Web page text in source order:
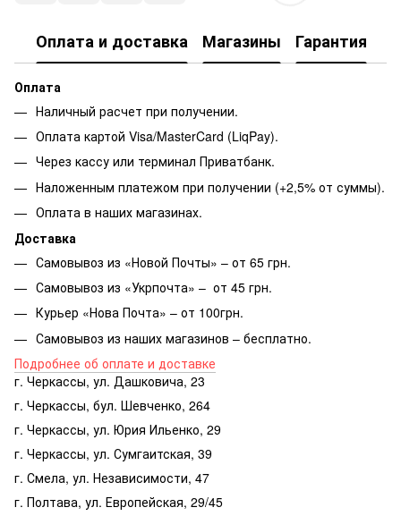
Оплата и доставка Магазины Гарантия
Оплата
Наличный расчет при получении.
Оплата картой Visa/MasterCard (LiqPay).
Через кассу или терминал Приватбанк.
Наложенным платежом при получении (+2,5% от суммы).
Оплата в наших магазинах.
Доставка
Самовывоз из «Новой Почты» – от 65 грн.
Самовывоз из «Укрпочта» – от 45 грн.
Курьер «Нова Почта» – от 100грн.
Самовывоз из наших магазинов – бесплатно.
Подробнее об оплате и доставке
г. Черкассы, ул. Дашковича, 23
г. Черкассы, бул. Шевченко, 264
г. Черкассы, ул. Юрия Ильенко, 29
г. Черкассы, ул. Сумгаитская, 39
г. Смела, ул. Независимости, 47
г. Полтава, ул. Европейская, 29/45